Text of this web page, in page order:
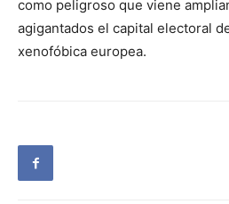
como peligroso que viene
agigantados el capital electoral
xenofóbica europea.